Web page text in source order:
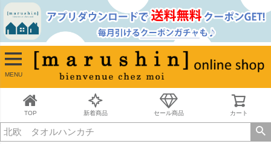
MENU
TOP 新着商品 セール商品 カート
並び順
新着順
古い順
価格が安い順
価格が高い順
キーワードヒット順